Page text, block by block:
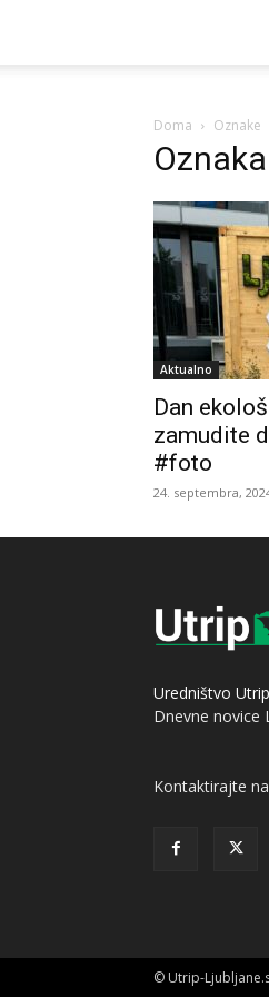
Doma Oznake
Aktualno
Dan
zamudite
#foto
24. septembra,
Uredništvo
Dnevne novice
Kontaktirajte
© Utrip-